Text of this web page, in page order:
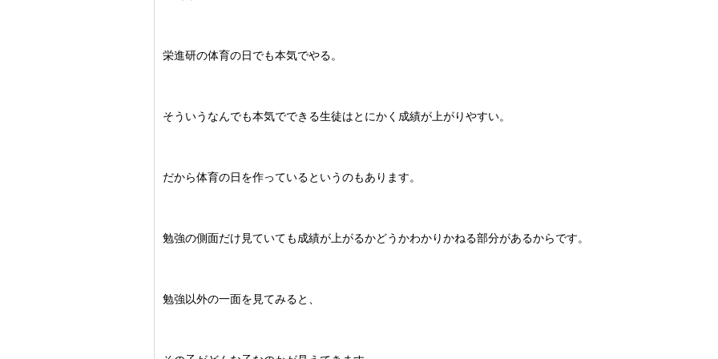
栄進研の体育の日でも本気でやる。
そういうなんでも本気でできる生徒はとにかく成績が上がりやすい。
だから体育の日を作っているというのもあります。
勉強の側面だけ見ていても成績が上がるかどうかわかりかねる部分があるからです。
勉強以外の一面を見てみると、